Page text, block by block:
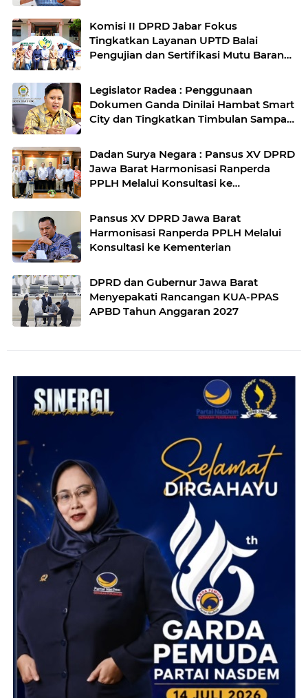
Komisi II DPRD Jabar Fokus
Tingkatkan Layanan UPTD Balai
Pengujian dan Sertifikasi Mutu Barang
Legislator Radea : Penggunaan
Dokumen Ganda Dinilai Hambat Smart
City dan Tingkatkan Timbulan Sampah
Dadan Surya Negara : Pansus XV DPRD
Jawa Barat Harmonisasi Ranperda
PPLH Melalui Konsultasi ke
Pansus XV DPRD Jawa Barat
Harmonisasi Ranperda PPLH Melalui
Konsultasi ke Kementerian
DPRD dan Gubernur Jawa Barat
Menyepakati Rancangan KUA-PPAS
APBD Tahun Anggaran 2027